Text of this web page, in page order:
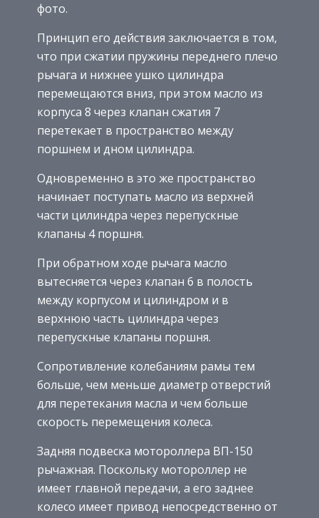
фото.
Принцип его действия заключается в том,
что при сжатии пружины переднего плечо
рычага и нижнее ушко цилиндра
перемещаются вниз, при этом масло из
корпуса 8 через клапан сжатия 7
перетекает в пространство между
поршнем и дном цилиндра.
Одновременно в это же пространство
начинает поступать масло из верхней
части цилиндра через перепускные
клапаны 4 поршня.
При обратном ходе рычага масло
вытесняется через клапан 6 в полость
между корпусом и цилиндром и в
верхнюю часть цилиндра через
перепускные клапаны поршня.
Сопротивление колебаниям рамы тем
больше, чем меньше диаметр отверстий
для перетекания масла и чем больше
скорость перемещения колеса.
Задняя подвеска мотороллера ВП-150
рычажная. Поскольку мотороллер не
имеет главной передачи, а его заднее
колесо имеет привод непосредственно от